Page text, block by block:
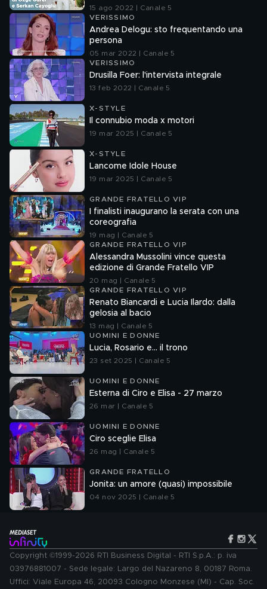
15 ago 2022 | Canale 5
VERISSIMO
Andrea Delogu: sto frequentando una
persona
05 mar 2022 | Canale 5
VERISSIMO
Drusilla Foer: l'intervista integrale
13 feb 2022 | Canale 5
X-STYLE
Il connubio moda x motori
19 mar 2025 | Canale 5
X-STYLE
Lancome Idole House
19 mar 2025 | Canale 5
GRANDE FRATELLO VIP
I finalisti inaugurano la serata con una
coreografia
19 mag | Canale 5
GRANDE FRATELLO VIP
Alessandra Mussolini vince questa
edizione di Grande Fratello VIP
20 mag | Canale 5
GRANDE FRATELLO VIP
Renato Biancardi e Lucia Ilardo: dalla
gelosia al bacio
13 mag | Canale 5
UOMINI E DONNE
Lucia, Rosario e... il trono
23 set 2025 | Canale 5
UOMINI E DONNE
Esterna di Ciro e Elisa - 27 marzo
26 mar | Canale 5
UOMINI E DONNE
Ciro sceglie Elisa
26 mag | Canale 5
GRANDE FRATELLO
Jonita: un amore (quasi) impossibile
04 nov 2025 | Canale 5
Copyright ©1999-2026 RTI Business Digital - RTI S.p.A.: p. iva
03976881007 - Sede legale: Largo del Nazareno 8, 00187 Roma.
Uffici: Viale Europa 46, 20093 Cologno Monzese (MI) - Cap. Soc.